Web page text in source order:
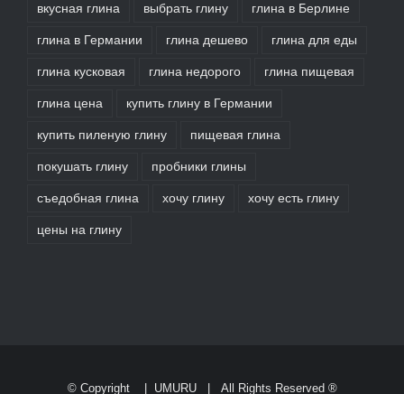
вкусная глина выбрать глину глина в Берлине
глина в Германии глина дешево глина для еды
глина кусковая глина недорого глина пищевая
глина цена купить глину в Германии
купить пиленую глину пищевая глина
покушать глину пробники глины
съедобная глина хочу глину хочу есть глину
цены на глину
© Copyright | UMURU| All Rights Reserved ®